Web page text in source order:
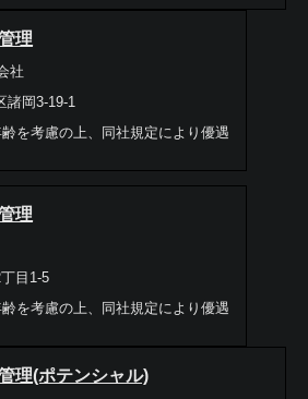
理
社
諸岡3-19-1
を考慮の上、同社規定により優遇
理
目1-5
を考慮の上、同社規定により優遇
理(ポテンシャル)